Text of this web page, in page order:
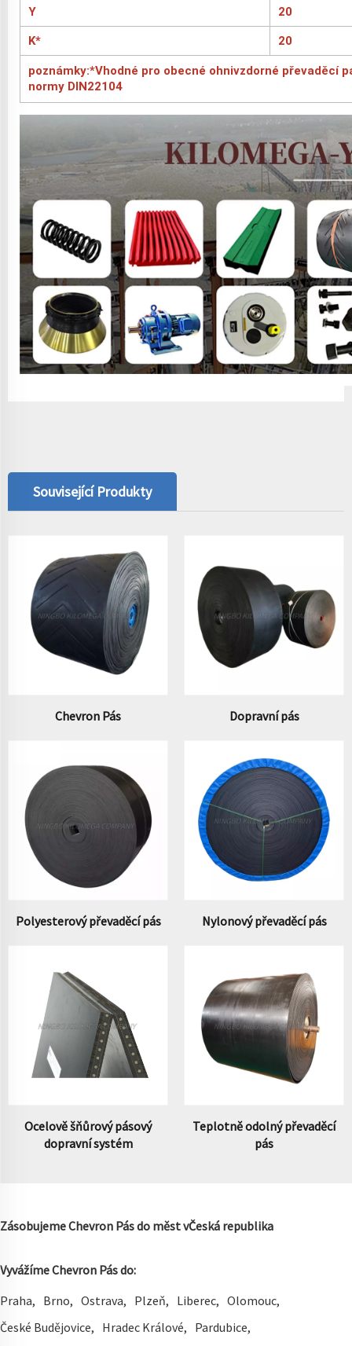
Y 20
K* 20
poznámky:*Vhodné pro obecné ohnivzdorné převaděcí
normy DIN22104
Související Produkty
Chevron Pás Dopravní pás
Polyesterový převaděcí pás Nylonový převaděcí pás
Ocelově šňůrový pásový
dopravní systém
Teplotně odolný převaděcí
pás
Zásobujeme Chevron Pás do měst vČeská republika
Vyvážíme Chevron Pás do:
Praha
Brno Ostrava Plzeň Liberec
Olomouc
České Budějovice
Hradec Králové
Pardubice